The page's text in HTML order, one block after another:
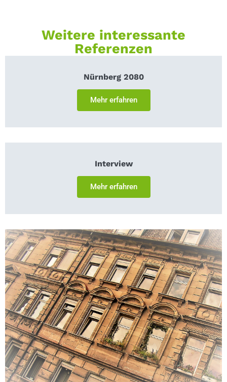
Weitere interessante
Referenzen
Nürnberg 2080
Mehr erfahren
Interview
Mehr erfahren